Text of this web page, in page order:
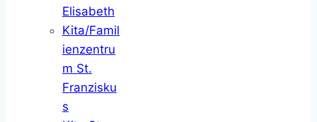
Elisabeth
Kita/Famil
ienzentru
m St.
Franzisku
s